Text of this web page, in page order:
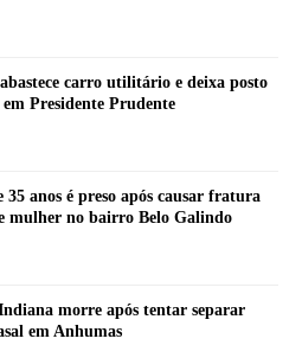
carro utilitário e deixa posto
em Presidente Prudente
35 anos é preso após causar fratura
mulher no bairro Belo Galindo
morre após tentar separar
em Anhumas